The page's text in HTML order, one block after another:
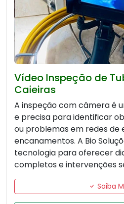
Vídeo Inspeção de
Caieiras
A inspeção com câmera é
e precisa para identificar
ou problemas em redes de
encanamentos. A Bio
tecnologia para oferecer
completos e intervenções
Saiba